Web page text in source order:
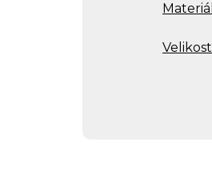
Materiál
Velikost